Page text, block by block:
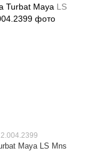
Maya LS Mns